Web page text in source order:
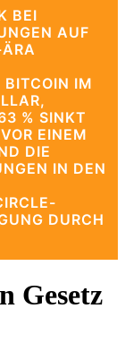
BEI
AUF
BITCOIN IM
% SINKT
EINEM
DIE
IN DEN
DURCH
Gesetz